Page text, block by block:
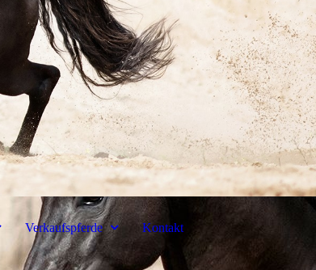
Verkaufspferde Kontakt